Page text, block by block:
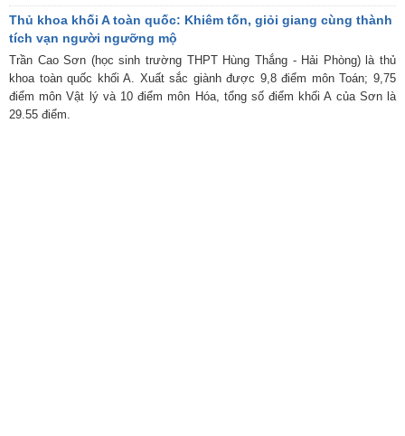
Thủ khoa khối A toàn quốc: Khiêm tốn, giỏi giang cùng thành
tích vạn người ngưỡng mộ
Trần Cao Sơn (học sinh trường THPT Hùng Thắng - Hải Phòng) là thủ
khoa toàn quốc khối A. Xuất sắc giành được 9,8 điểm môn Toán; 9,75
điểm môn Vật lý và 10 điểm môn Hóa, tổng số điểm khối A của Sơn là
29.55 điểm.